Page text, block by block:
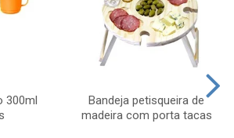
300ml
Bandeja petisqueira de
madeira com porta tacas